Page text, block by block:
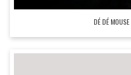
DÉ DÉ MOUSE